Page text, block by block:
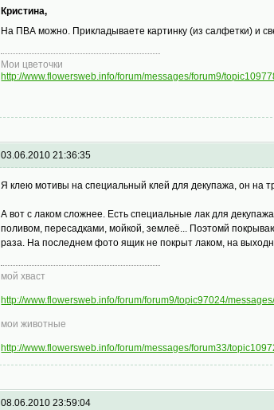
Кристина,
На ПВА можно. Прикладываете картинку (из салфетки) и
Мои цветочки
http://www.flowersweb.info/forum/messages/forum9/
03.06.2010 21:36:35
Я клею мотивы на специальный клей для декупажа, он на
А вот с лаком сложнее. Есть специальные лак для
поливом, пересадками, мойкой, землеё... Поэтомй
раза. На последнем фото ящик не покрыт лаком, на
мой хваст
http://www.flowersweb.info/forum/forum9/topic97024/
мои животные
http://www.flowersweb.info/forum/messages/forum33/
08.06.2010 23:59:04